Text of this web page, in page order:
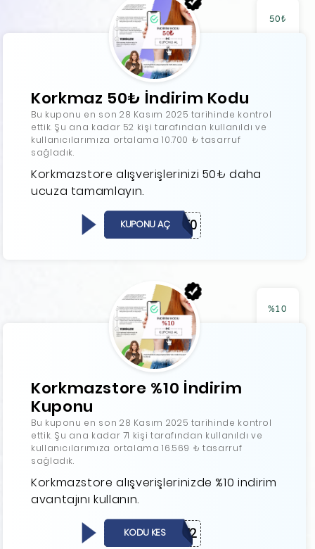
50₺
Korkmaz 50₺ İndirim Kodu
Bu kuponu en son 28 Kasım 2025 tarihinde kontrol
ettik. Şu ana kadar 52 kişi tarafından kullanıldı ve
kullanıcılarımıza ortalama 10.700 ₺ tasarruf
sağladık.
Korkmazstore alışverişlerinizi 50₺ daha
ucuza tamamlayın.
KRKMZ50
KUPONU AÇ
%10
Korkmazstore %10 İndirim
Kuponu
Bu kuponu en son 28 Kasım 2025 tarihinde kontrol
ettik. Şu ana kadar 71 kişi tarafından kullanıldı ve
kullanıcılarımıza ortalama 16.569 ₺ tasarruf
sağladık.
Korkmazstore alışverişlerinizde %10 indirim
avantajını kullanın.
ZWLZBZ12
KODU KES